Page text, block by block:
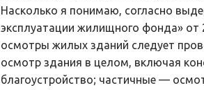
Насколько я понимаю, согласно
эксплуатации жилищного фонда» от
осмотры жилых зданий следует
осмотр здания в целом, включая
благоустройство; частичные —